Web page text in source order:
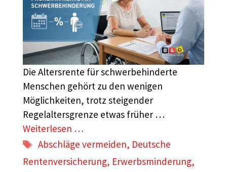
Die Altersrente für schwerbehinderte
Menschen gehört zu den wenigen
Möglichkeiten, trotz steigender
Regelaltersgrenze etwas früher …
Weiterlesen …
Schlagwörter
Abschläge vermeiden, Deutsche
Rentenversicherung, Erwerbsminderung,